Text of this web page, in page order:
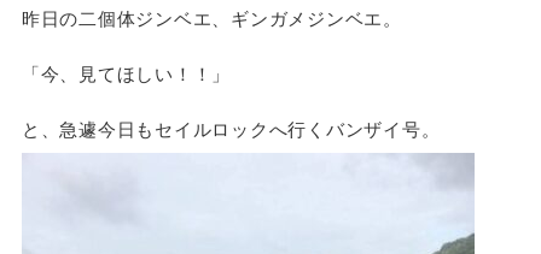
昨日の二個体ジンベエ、ギンガメジンベエ。
「今、見てほしい！！」
と、急遽今日もセイルロックへ行くバンザイ号。